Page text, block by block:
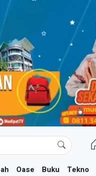
Oase Buku Tekno